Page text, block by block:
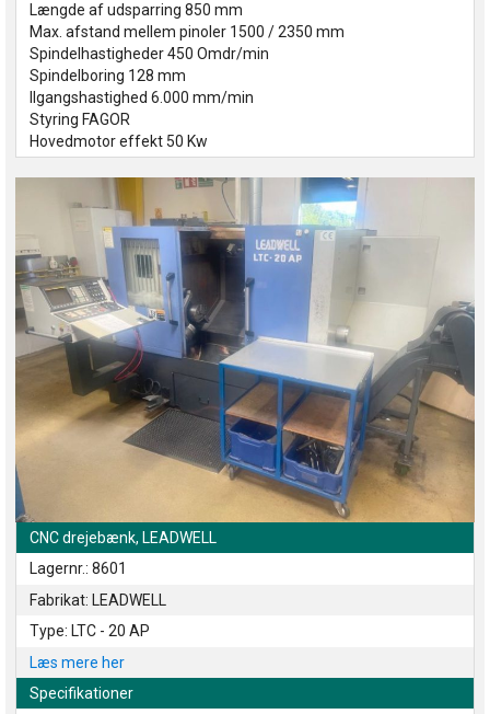
Længde af udsparring 850 mm
Max. afstand mellem pinoler 1500 / 2350 mm
Spindelhastigheder 450 Omdr/min
Spindelboring 128 mm
Ilgangshastighed 6.000 mm/min
Styring FAGOR
Hovedmotor effekt 50 Kw
CNC drejebænk, LEADWELL
Lagernr.: 8601
Fabrikat: LEADWELL
Type: LTC - 20 AP
Læs mere her
Specifikationer